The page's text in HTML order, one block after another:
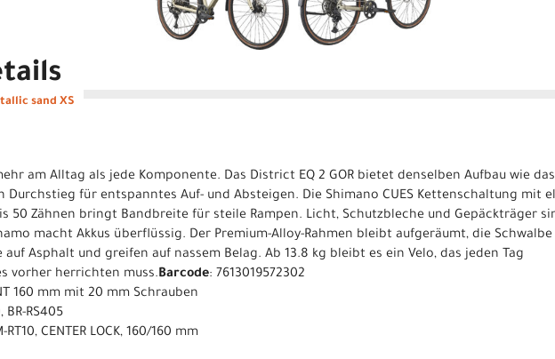
sand XS
am Alltag als jede Komponente. Das District EQ 2 GOR bietet denselben Aufbau wie das
für entspanntes Auf- und Absteigen. Die Shimano CUES Kettenschaltung mit
50 Zähnen bringt Bandbreite für steile Rampen. Licht, Schutzbleche und Gepäckträger
macht Akkus überflüssig. Der Premium-Alloy-Rahmen bleibt aufgeräumt, die Schwalbe
Asphalt und greifen auf nassem Belag. Ab 13.8 kg bleibt es ein Velo, das jeden Tag
vorher herrichten muss.Barcode: 7613019572302
160 mm mit 20 mm Schrauben
BR-RS405
RT10, CENTER LOCK, 160/160 mm